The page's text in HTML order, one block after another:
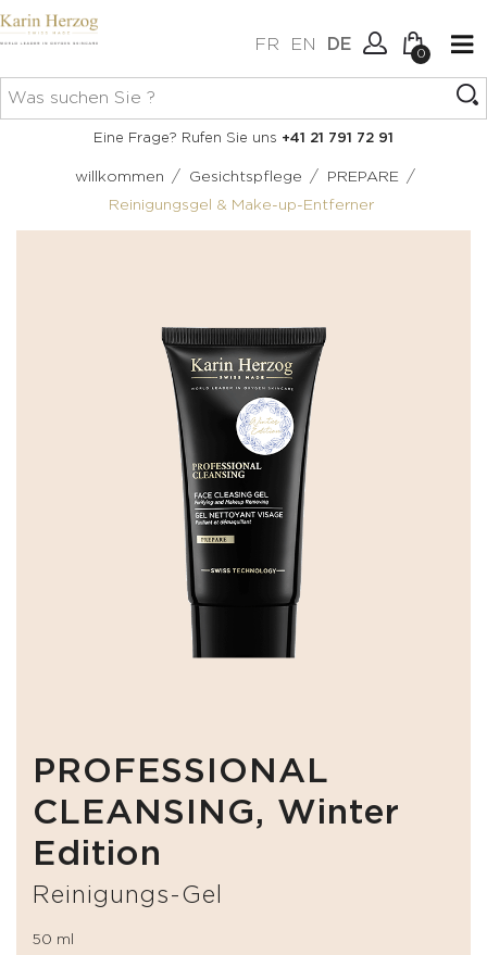
FR EN DE
Verbindung
0
Keine Artikel im Warenkorb.
Eine Frage? Rufen Sie uns +41 21 791 72 91
willkommen / Gesichtspflege / PREPARE /
Reinigungsgel & Make-up-Entferner
PROFESSIONAL
CLEANSING, Winter
Edition
Reinigungs-Gel
50 ml